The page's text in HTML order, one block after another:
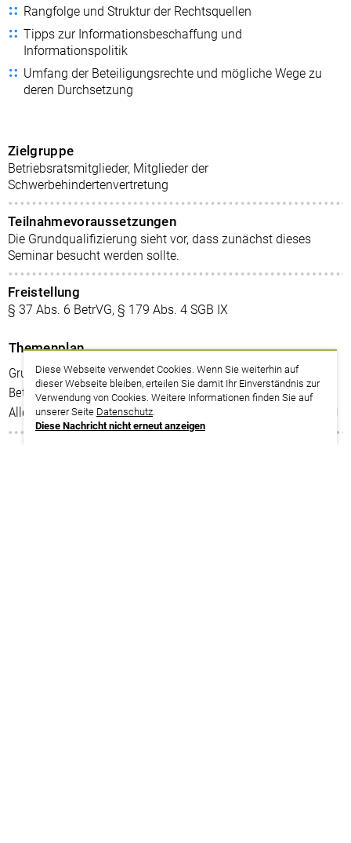
Diese Webseite verwendet Cookies. Wenn Sie weiterhin auf
dieser Webseite bleiben, erteilen Sie damit Ihr Einverständnis zur
Verwendung von Cookies. Weitere Informationen finden Sie auf
unserer Seite Datenschutz.
Diese Nachricht nicht erneut anzeigen
Rangfolge und Struktur der Rechtsquellen
Tipps zur Informationsbeschaffung und
Informationspolitik
Umfang der Beteiligungsrechte und mögliche Wege zu
deren Durchsetzung
Zielgruppe
Betriebsratsmitglieder, Mitglieder der
Schwerbehindertenvertretung
Teilnahmevoraussetzungen
Die Grundqualifizierung sieht vor, dass zunächst dieses
Seminar besucht werden sollte.
Freistellung
§ 37 Abs. 6 BetrVG, § 179 Abs. 4 SGB IX
Themenplan
Grundlagen Betriebsrat (BR 1): Einführung in die
Betriebsverfassung – Online-Seminar (2 Blöcke)
Aller Anfang ist ... gar nicht so schwer